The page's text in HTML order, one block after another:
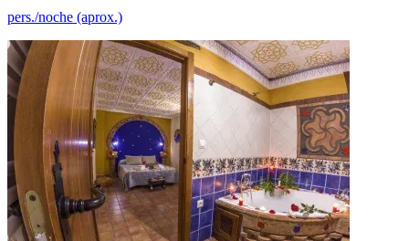
pers./noche (aprox.)